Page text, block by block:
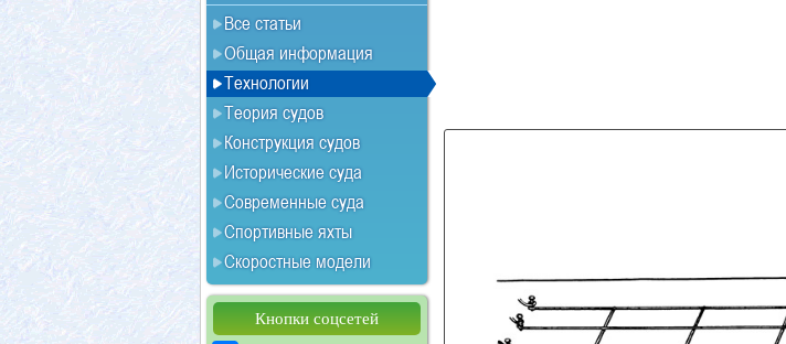
Все статьи
Общая информация
Технологии
Теория судов
Конструкция судов
Исторические суда
Современные суда
Спортивные яхты
Скоростные модели
Кнопки соцсетей